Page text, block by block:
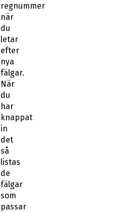
regnummer
när
du
letar
efter
nya
fälgar.
När
du
har
knappat
in
det
så
listas
de
fälgar
som
passar